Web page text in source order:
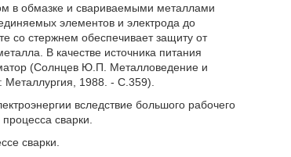
в обмазке и свариваемыми металлами
элементов и электрода до
со стержнем обеспечивает защиту от
В качестве источника питания
(Солнцев Ю.П. Металловедение и
1988. - С.359).
вследствие большого рабочего
сварки.
сварки.